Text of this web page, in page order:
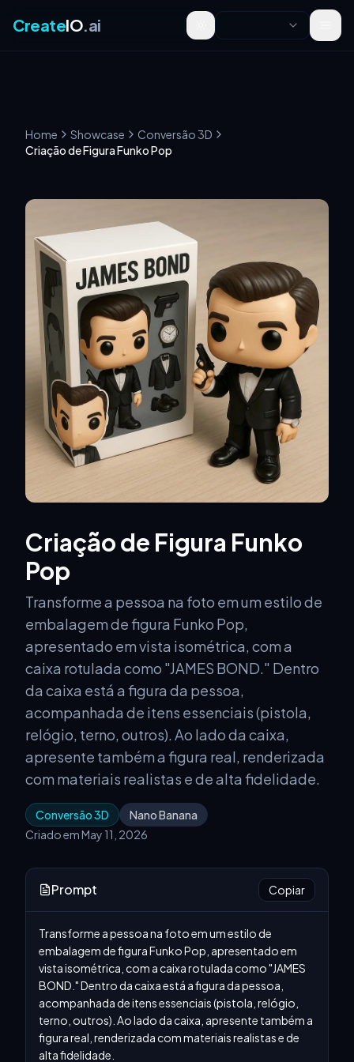
CreateIO.ai Toggle theme
Home Showcase
Conversão 3D
Criação de Figura Funko Pop
Criação de Figura Funko
Pop
Transforme a pessoa na foto em um estilo de
embalagem de figura Funko Pop,
apresentado em vista isométrica, com a
caixa rotulada como "JAMES BOND." Dentro
da caixa está a figura da pessoa,
acompanhada de itens essenciais (pistola,
relógio, terno, outros). Ao lado da caixa,
apresente também a figura real, renderizada
com materiais realistas e de alta fidelidade.
Conversão 3D
Nano Banana
Criado em May 11, 2026
Prompt Copiar
Transforme a pessoa na foto em um estilo de
embalagem de figura Funko Pop, apresentado em
vista isométrica, com a caixa rotulada como "JAMES
BOND." Dentro da caixa está a figura da pessoa,
acompanhada de itens essenciais (pistola, relógio,
terno, outros). Ao lado da caixa, apresente também a
figura real, renderizada com materiais realistas e de
alta fidelidade.